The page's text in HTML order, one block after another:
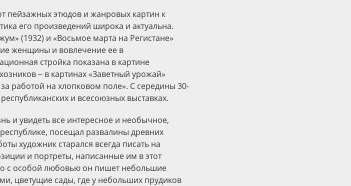
пейзажных этюдов и жанровых картин к
его произведений широка и актуальна.
(1932) и «Восьмое марта на Регистане»
женщины и вовлечение ее в
стройка показана в картине
‒ в картинах «Заветный урожай»
работой на хлопковом поле». C середины 30-
и всесоюзных выставках.
и увидеть все интересное и необычное,
посещал развалины древних
художник старался всегда писать на
и портреты, написанные им в этот
с особой любовью он пишет небольшие
цветущие сады, где у небольших прудиков